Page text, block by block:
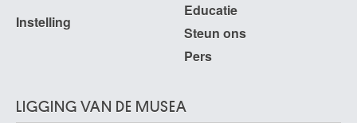
Instelling
Educatie
Steun ons
Pers
LIGGING VAN DE MUSEA